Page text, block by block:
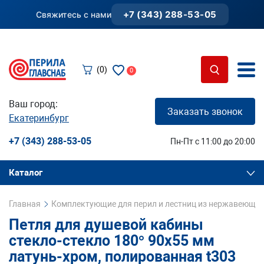
Свяжитесь с нами +7 (343) 288-53-05
(0) 0
Ваш город:
Екатеринбург
Заказать звонок
+7 (343) 288-53-05 Пн-Пт с 11:00 до 20:00
Каталог
Главная Комплектующие для перил и лестниц из
Петля для душевой кабины
стекло-стекло 180° 90х55 мм
латунь-хром, полированная t303